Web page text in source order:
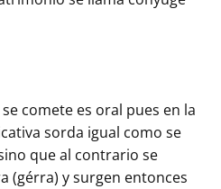
comete es oral pues en la
sorda igual como se
que al contrario se
(gérra) y surgen entonces